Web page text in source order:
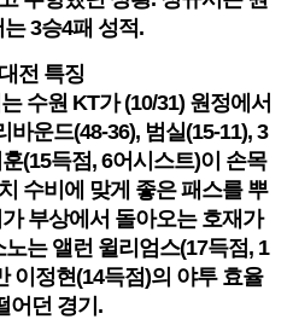
3승4패 성적.
전 특징
수원 KT가 (10/31) 원정에서
운드(48-36), 범실(15-11), 3
(15득점, 6어시스트)이 손목
수비에 맞게 좋은 패스를 뿌
부상에서 돌아오는 호재가
는 앨런 윌리엄스(17득점, 1
이정현(14득점)의 야투 효율
어던 경기.